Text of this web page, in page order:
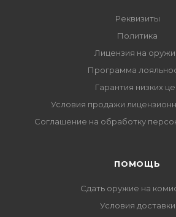
Реквизиты
Политика
Лицензия на
Программа
Гарантия низких
Условия продажи
Соглашение на обработку
ПОМОЩЬ
Сдать оружие на
Условия доставки